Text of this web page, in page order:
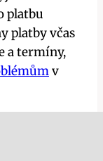
platbu
platby včas
a termíny,
v